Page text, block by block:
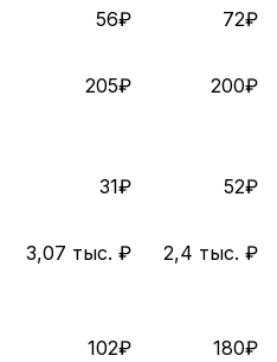
56₽ 72₽
205₽ 200₽
31₽ 52₽
3,07 тыс. ₽ 2,4 тыс. ₽
102₽ 180₽